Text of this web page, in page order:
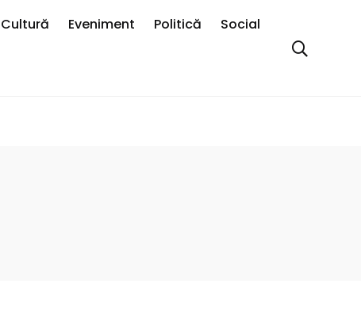
Cultură Eveniment Politică
Social